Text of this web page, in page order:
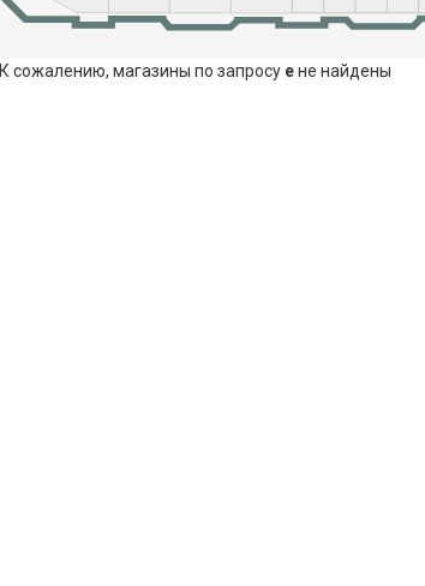
К сожалению, магазины по запросу eне найдены